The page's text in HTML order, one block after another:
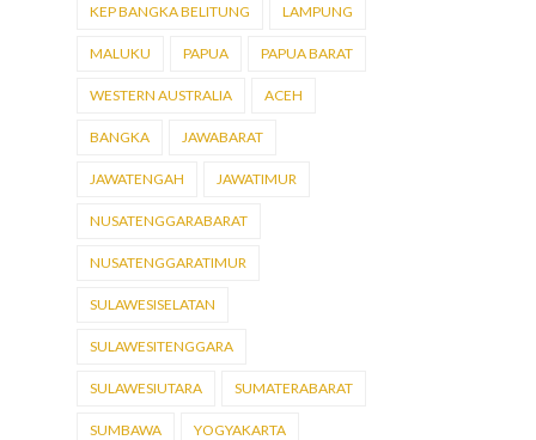
KEP BANGKA BELITUNG LAMPUNG
MALUKU PAPUA PAPUA BARAT
WESTERN AUSTRALIA ACEH
BANGKA JAWABARAT
JAWATENGAH JAWATIMUR
NUSATENGGARABARAT
NUSATENGGARATIMUR
SULAWESISELATAN
SULAWESITENGGARA
SULAWESIUTARA SUMATERABARAT
SUMBAWA YOGYAKARTA